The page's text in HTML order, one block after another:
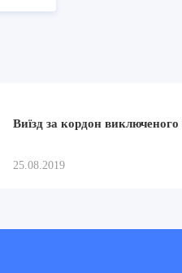
Виїзд за кордон виключеного
25.08.2019